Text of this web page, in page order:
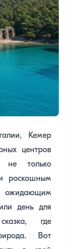
Кемер
центров
не только
роскошным
ожидающим
день для
где
Вот